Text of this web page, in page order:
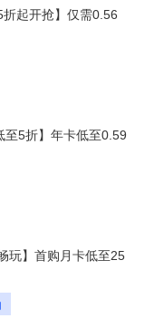
折起开抢】仅需0.56
至5折】年卡低至0.59
玩】首购月卡低至25